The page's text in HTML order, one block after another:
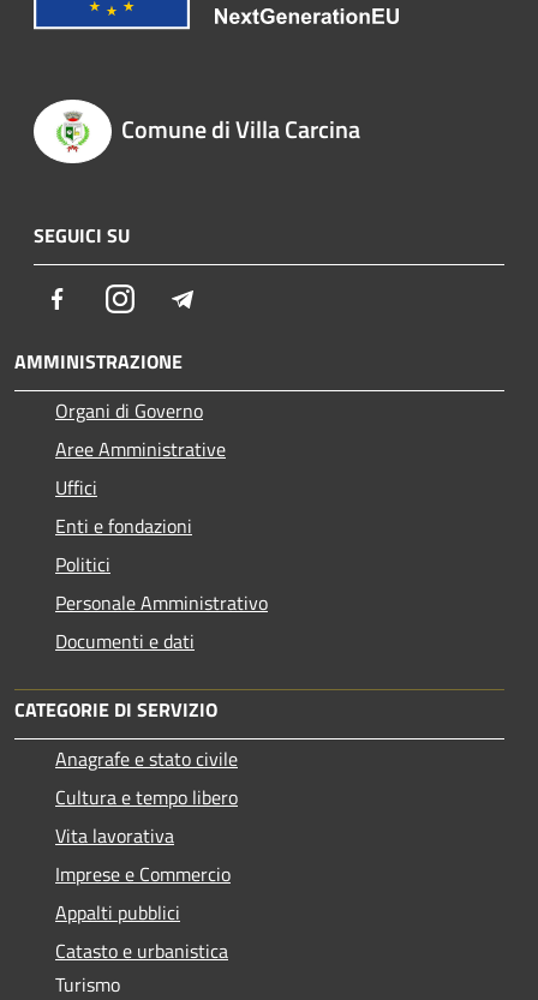
Comune di Villa Carcina
SEGUICI SU
FacebookInstagram
AMMINISTRAZIONE
Organi di Governo
Aree Amministrative
Uffici
Enti e fondazioni
Politici
Personale Amministrativo
Documenti e dati
CATEGORIE DI SERVIZIO
Anagrafe e stato civile
Cultura e tempo libero
Vita lavorativa
Imprese e Commercio
Appalti pubblici
Catasto e urbanistica
Turismo